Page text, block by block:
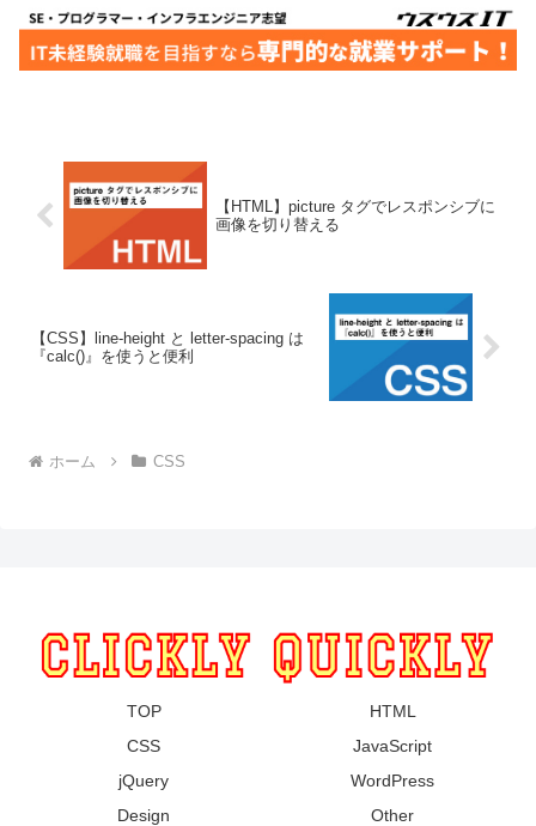
【HTML】picture タグでレスポンシブに
画像を切り替える
【CSS】line-height と letter-spacing は
『calc()』を使うと便利
ホーム CSS
TOP
HTML
CSS
JavaScript
jQuery
WordPress
Design
Other